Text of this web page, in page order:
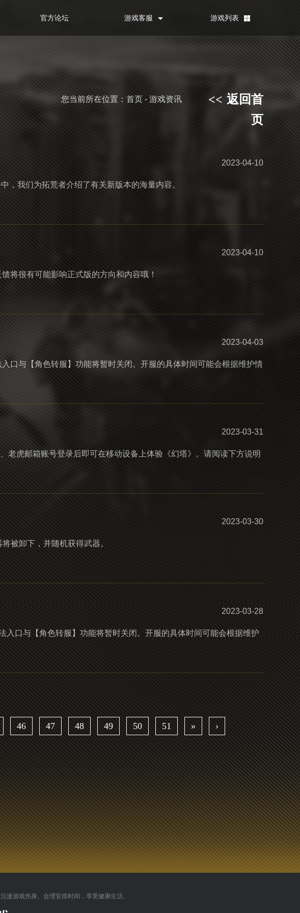
游戏列表
游戏客服
官方论坛
<< 返回首
页
您当前所在位置：首页 - 游戏资讯
2023-04-10
，我们为拓荒者介绍了有关新版本的海量内容。
2023-04-10
将很有可能影响正式版的方向和内容哦！
2023-04-03
口与【角色转服】功能将暂时关闭。开服的具体时间可能会根据维护情
2023-03-31
老虎邮箱账号登录后即可在移动设备上体验《幻塔》。请阅读下方说明
2023-03-30
被卸下，并随机获得武器。
2023-03-28
口与【角色转服】功能将暂时关闭。开服的具体时间可能会根据维护
46 47 48 49 50 51 » ›
迷游戏伤身。合理安排时间，享受健康生活。